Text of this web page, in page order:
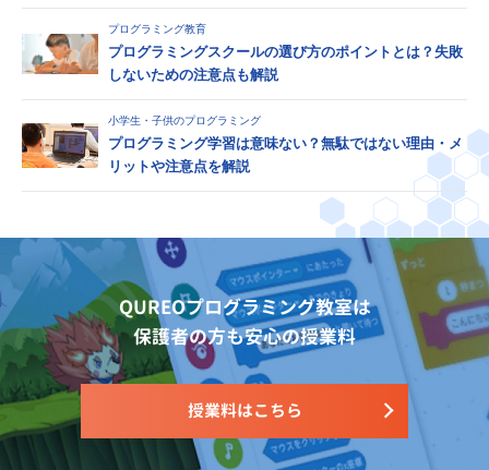
プログラミング教育
プログラミングスクールの選び方のポイントとは？失敗
しないための注意点も解説
小学生・子供のプログラミング
プログラミング学習は意味ない？無駄ではない理由・メ
リットや注意点を解説
QUREOプログラミング教室は
保護者の方も安心の授業料
授業料はこちら